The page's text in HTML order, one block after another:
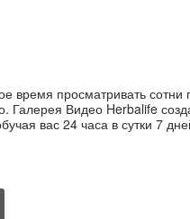
время просматривать сотни
Галерея Видео Herbalife
вас 24 часа в сутки 7
1:42:21